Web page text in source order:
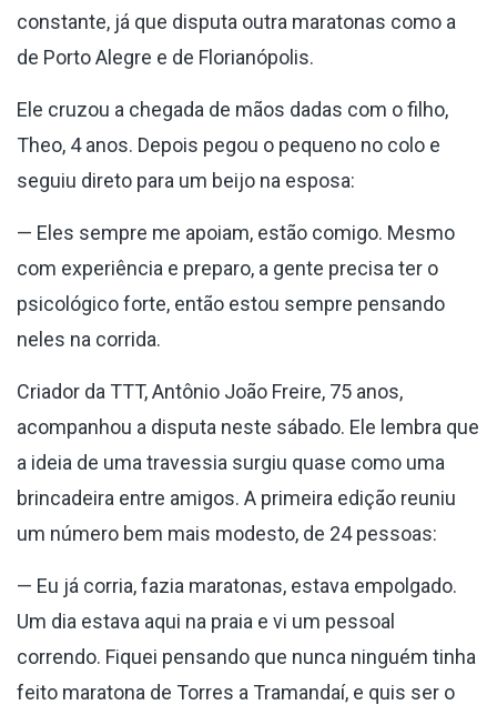
constante, já que disputa outra maratonas como a
de Porto Alegre e de Florianópolis.
Ele cruzou a chegada de mãos dadas com o filho,
Theo, 4 anos. Depois pegou o pequeno no colo e
seguiu direto para um beijo na esposa:
— Eles sempre me apoiam, estão comigo. Mesmo
com experiência e preparo, a gente precisa ter o
psicológico forte, então estou sempre pensando
neles na corrida.
Criador da TTT, Antônio João Freire, 75 anos,
acompanhou a disputa neste sábado. Ele lembra que
a ideia de uma travessia surgiu quase como uma
brincadeira entre amigos. A primeira edição reuniu
um número bem mais modesto, de 24 pessoas:
— Eu já corria, fazia maratonas, estava empolgado.
Um dia estava aqui na praia e vi um pessoal
correndo. Fiquei pensando que nunca ninguém tinha
feito maratona de Torres a Tramandaí, e quis ser o